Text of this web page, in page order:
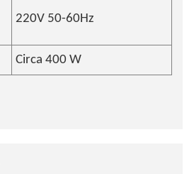
220V 50-60Hz
Circa 400 W